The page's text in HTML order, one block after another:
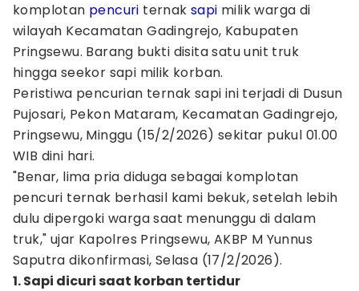
komplotan pencuri ternaksapi milik warga di
wilayah Kecamatan Gadingrejo, Kabupaten
Pringsewu. Barang bukti disita satu unit truk
hingga seekor sapi milik korban.
Peristiwa pencurian ternak sapi ini terjadi di Dusun
Pujosari, Pekon Mataram, Kecamatan Gadingrejo,
Pringsewu, Minggu (15/2/2026) sekitar pukul 01.00
WIB dini hari.
"Benar, lima pria diduga sebagai komplotan
pencuri ternak berhasil kami bekuk, setelah lebih
dulu dipergoki warga saat menunggu di dalam
truk," ujar Kapolres Pringsewu, AKBP M Yunnus
Saputra dikonfirmasi, Selasa (17/2/2026).
1. Sapi dicuri saat korban tertidur